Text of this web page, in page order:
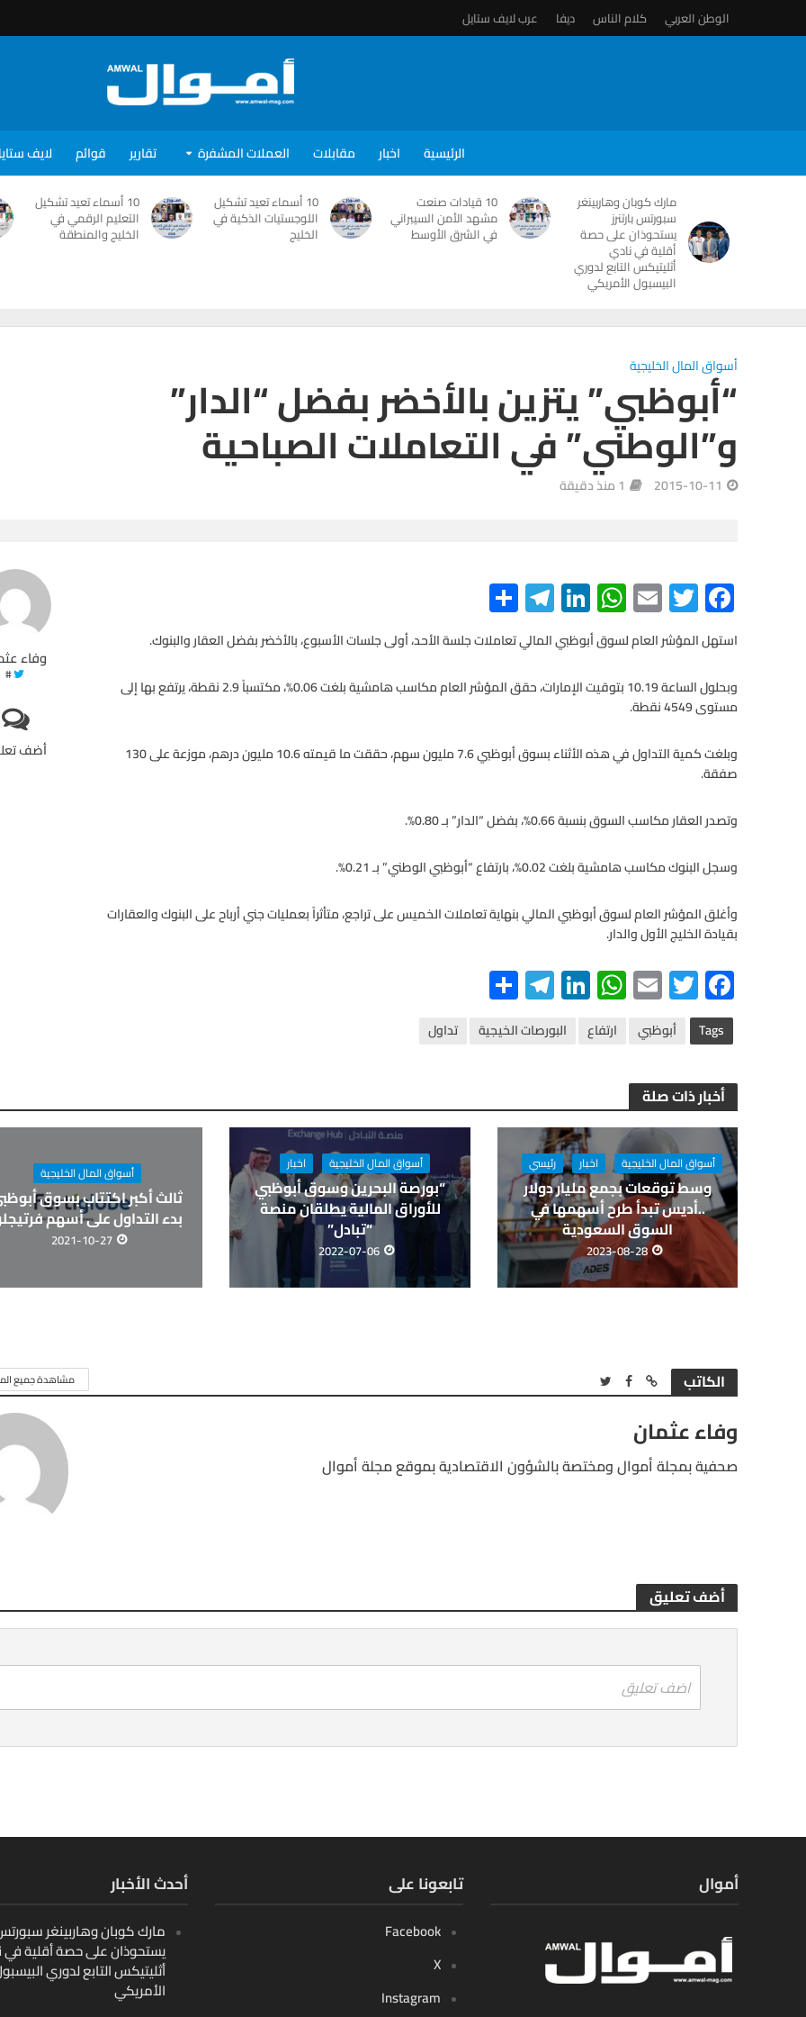
الوطن العربي كلام الناس ديفا عرب لايف ستايل
الرئيسية اخبار مقابلات العملات المشفرة تقارير قوائم لايف
مارك كوبان وهاربينغر
سبورتس بارتنرز
يستحوذان على حصة
أقلية في نادي
أثليتيكس التابع لدوري
البيسبول الأمريكي
10 قيادات صنعت
مشهد الأمن السيبراني
في الشرق الأوسط
10 أسماء تعيد تشكيل
اللوجستيات الذكية في
الخليج
10 أسماء تعيد تشكيل
التعليم الرقمي في
الخليج والمنطقة
أسواق المال الخليجية
“أبوظبي” يتزين بالأخضر بفضل “الدار”
و”الوطني” في التعاملات الصباحية
2015-10-11 1 منذ دقيقة
وفاء
#
أضف
F
ac
e
b
o
o
k
T
wi
tt
er
E
m
ail
W
h
at
s
p
p
Li
n
ke
dI
n
Te
le
gr
a
m
S
h
ar
e
استهل المؤشر العام لسوق أبوظبي المالي تعاملات جلسة الأحد، أولى جلسات الأسبوع، بالأخضر بفضل العقار والبنوك.
وبحلول الساعة 10.19 بتوقيت الإمارات، حقق المؤشر العام مكاسب هامشية بلغت 0.06%، مكتسباً 2.9 نقطة، يرتفع بها إلى
مستوى 4549 نقطة.
وبلغت كمية التداول في هذه الأثناء بسوق أبوظبي 7.6 مليون سهم، حققت ما قيمته 10.6 مليون درهم، موزعة على 130
صفقة.
وتصدر العقار مكاسب السوق بنسبة 0.66%، بفضل “الدار” بـ 0.80%.
وسجل البنوك مكاسب هامشية بلغت 0.02%، بارتفاع “أبوظبي الوطني” بـ 0.21%.
وأغلق المؤشر العام لسوق أبوظبي المالي بنهاية تعاملات الخميس على تراجع، متأثراً بعمليات جني أرباح على البنوك والعقارات
بقيادة الخليج الأول والدار.
F
ac
e
b
o
o
k
T
wi
tt
er
E
m
ail
W
h
at
A
p
p
Li
n
ke
n
Te
le
gr
m
S
h
ar Tags أبوظبي ارتفاع البورصات الخيجية تداول
أخبار ذات صلة
أسواق المال الخليجية اخبار رئيسي
وسط توقعات بجمع مليار دولار
..أديس تبدأ طرح أسهمها في
السوق السعودية
2023-08-28
أسواق المال الخليجية اخبار
“بورصة البحرين وسوق أبوظبي
للأوراق المالية يطلقان منصة
“تبادل”
2022-07-06
أسواق المال الخليجية
ثالث أكبر اكتتاب بسوق
بدء التداول على أسهم
2021-10-27
الكاتب مشاهدة جميع
وفاء عثمان
صحفية بمجلة أموال ومختصة بالشؤون الاقتصادية بموقع مجلة أموال
أضف تعليق
اضف تعليق
أحدث الأخبار
مارك كوبان وهاربينغر سبورتس
يستحوذان على حصة أقلية في
أثليتيكس التابع لدوري
الأمريكي
تابعونا على
Facebook
X
Instagram
أموال